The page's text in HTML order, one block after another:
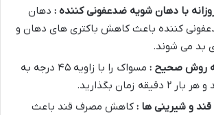
با دهان شویه ضدعفونی کننده : دهان
کننده باعث کاهش باکتری های دهان و
بد می شوند.
روش صحیح :
مسواک را با زاویه ۴۵ درجه به
زمان بگذارید.
و شیرینی ها : کاهش مصرف قند باعث